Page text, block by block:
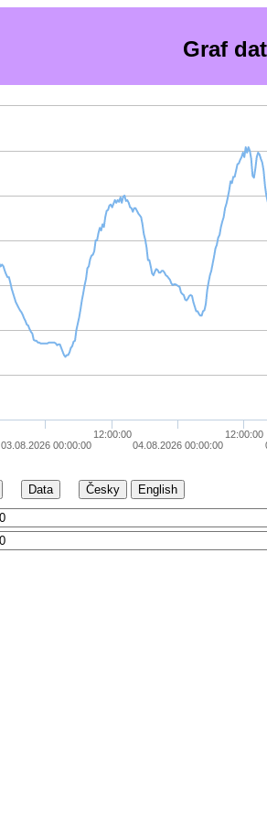
Graf
03.08.2026 00:00:00
12:00:00
04.08.2026 00:00:00
12:00:00
Data Česky English